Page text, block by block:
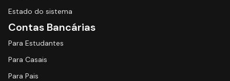
Estado do sistema
Contas Bancárias
Para Estudantes
Para Casais
Para Pais